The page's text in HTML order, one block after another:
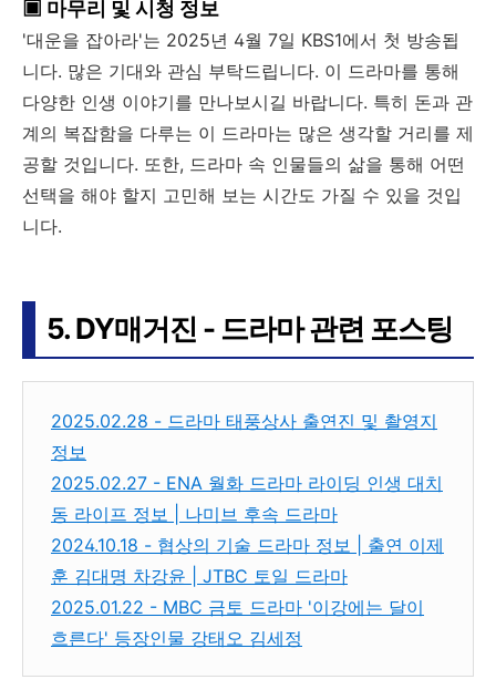
▣ 마무리 및 시청 정보
'대운을 잡아라'는 2025년 4월 7일 KBS1에서 첫 방송됩
니다. 많은 기대와 관심 부탁드립니다. 이 드라마를 통해
다양한 인생 이야기를 만나보시길 바랍니다. 특히 돈과 관
계의 복잡함을 다루는 이 드라마는 많은 생각할 거리를 제
공할 것입니다. 또한, 드라마 속 인물들의 삶을 통해 어떤
선택을 해야 할지 고민해 보는 시간도 가질 수 있을 것입
니다.
5. DY매거진 - 드라마 관련 포스팅
2025.02.28 - 드라마 태풍상사 출연진 및 촬영지
정보
2025.02.27 - ENA 월화 드라마 라이딩 인생 대치
동 라이프 정보 | 나미브 후속 드라마
2024.10.18 - 협상의 기술 드라마 정보 | 출연 이제
훈 김대명 차강윤 | JTBC 토일 드라마
2025.01.22 - MBC 금토 드라마 '이강에는 달이
흐른다' 등장인물 강태오 김세정